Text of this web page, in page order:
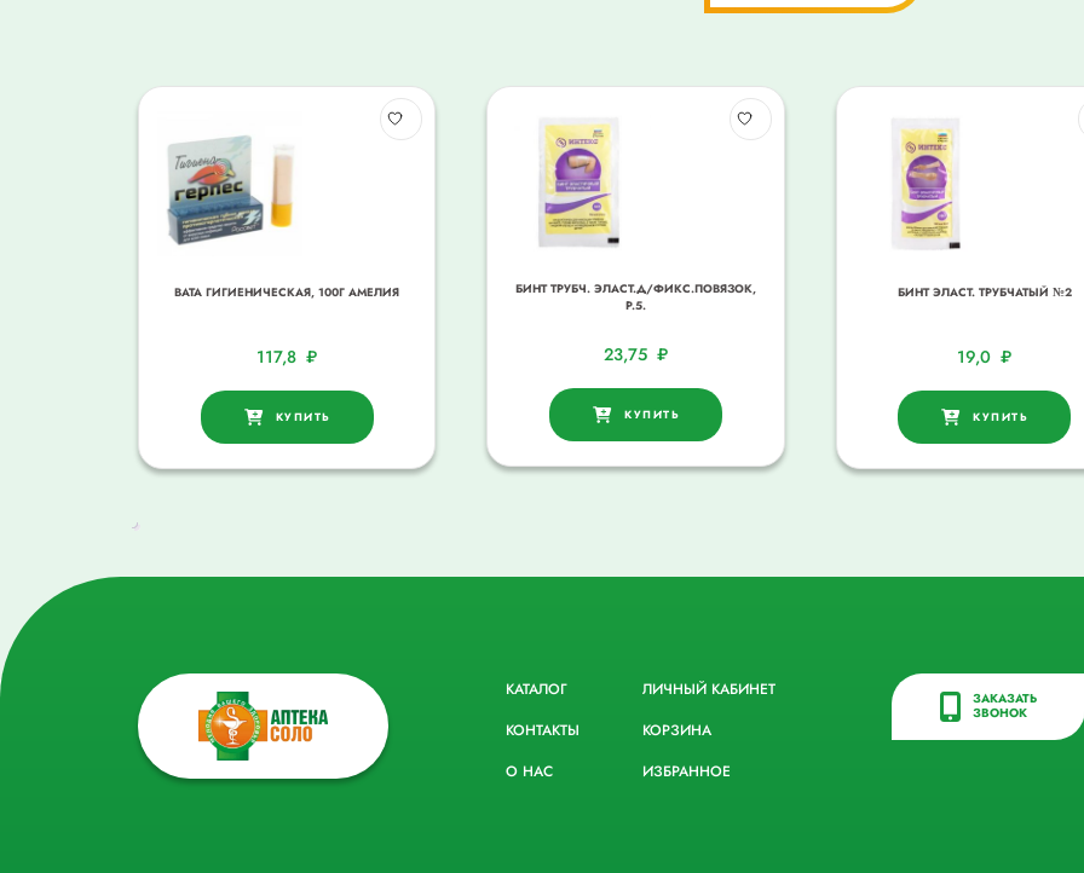
ВАТА ГИГИЕНИЧЕСКАЯ, 100Г АМЕЛИЯ
117,8₽
КУПИТЬ
БИНТ ТРУБЧ. ЭЛАСТ.Д/ФИКС.ПОВЯЗОК,
Р.5.
23,75 ₽
КУПИТЬ
БИНТ ЭЛАСТ. ТРУБЧАТЫЙ №2
19,0₽
КУПИТЬ
КАТАЛОГ
КОНТАКТЫ
О НАС
ЛИЧНЫЙ КАБИНЕТ
КОРЗИНА
ИЗБРАННОЕ
ЗАКАЗАТЬ
ЗВОНОК